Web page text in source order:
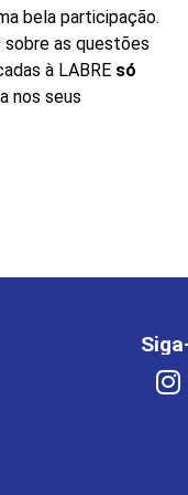
bela participação.
sobre as questões
à LABRE só
nos seus